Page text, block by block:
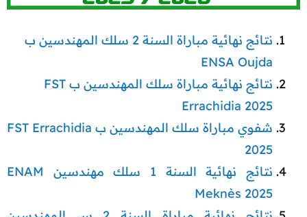
نتائج نهائية مباراة السنة 2 سلك المهندسين ب
ENSA Oujda
نتائج نهائية مباراة سلك المهندسين ب FST
Errachidia 2025
شفوي مباراة سلك المهندسين ب FST Errachidia
2025
نتائج نهائية السنة 1 سلك مهندسين ENAM
Meknès 2025